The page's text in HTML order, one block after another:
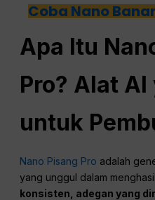
Coba Nano
Apa Itu
Pro? Alat
untuk
Nano Pisang Pro adalah
yang unggul dalam
konsisten, adegan yang